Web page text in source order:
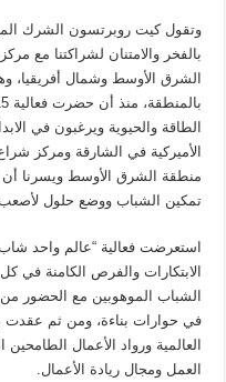
وتقول كيت روبرتسون الشرك
بالفخر والامتنان لشراكتنا مع
الشرق الأوسط وشمال أفريقيا،
الطاقة والحيوية ويرغبون في
الأميركية في الشارقة ومركز
منطقة الشرق الأوسط ويسرنا
تمكين الشباب ووضع حلول لأصعب
استعرضت فعالية “عالم واحد
الابتكارات والفرص الكامنة
الشباب الموهوبين مع الحضور
في حوارات بناءة، ومن ثم عقدت
العالمية ورواد الأعمال
العمل ومجال ريادة الأعمال.